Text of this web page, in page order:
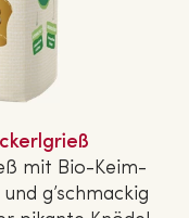
mit Bio-Keim­
g’schmackig